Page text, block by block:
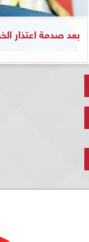
بعد صدمة اعتذار